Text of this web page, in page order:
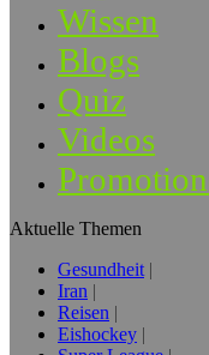
Wissen
Blogs
Quiz
Videos
Aktuelle Themen
Gesundheit
Iran
Reisen
Eishockey